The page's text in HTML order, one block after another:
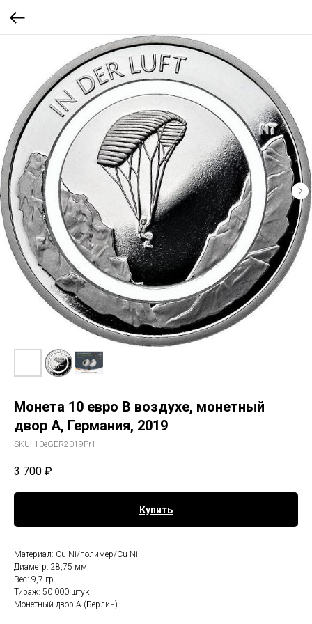
Монета 10 евро В воздухе, монетный
двор A, Германия, 2019
SKU: 10eGER2019Pr1
3 700 ₽
Купить
Материал: Cu-Ni/полимер/Cu-Ni
Диаметр: 28,75 мм.
Вес: 9,7 гр.
Тираж: 50 000 штук
Монетный двор A (Берлин)